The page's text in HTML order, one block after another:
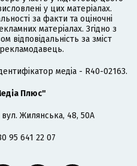
у цих матеріалах.
за факти та оціночні
матеріалах. Згідно з
відповідальність за зміст
медіа - R40-02163.
Плюс"
Жилянська, 48, 50А
95 641 22 07